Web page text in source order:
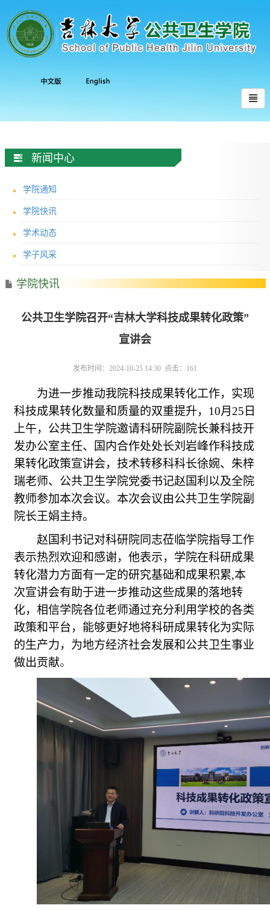
新闻中心
学院通知
学院快讯
学术动态
学子风采
学院快讯
公共卫生学院召开“吉林大学科技成果转化政策”
宣讲会
发布时间：2024-10-25 14:30 点击： 161
为进一步推动我院科技成果转化工作，实现
科技成果转化数量和质量的双重提升， 10月25日
上午，公共卫生学院邀请科研院副院长兼科技开
发办公室主任、国内合作处处长刘岩峰作科技成
果转化政策宣讲会，技术转移科科长徐婉、朱梓
瑞老师、公共卫生学院党委书记赵国利以及全院
教师参加本次会议。本次会议由公共卫生学院副
院长王娟主持。
赵国利书记对科研院同志莅临学院指导工作
表示热烈欢迎和感谢， 他表示，学院在科研成果
转化潜力方面有一定的研究基础和成果积累,本
次宣讲会有助于进一步推动这些成果的落地转
化， 相信学院各位老师通过充分利用学校的各类
政策和平台，能够更好地将科研成果转化为实际
的生产力，为地方经济社会发展和公共卫生事业
做出贡献。